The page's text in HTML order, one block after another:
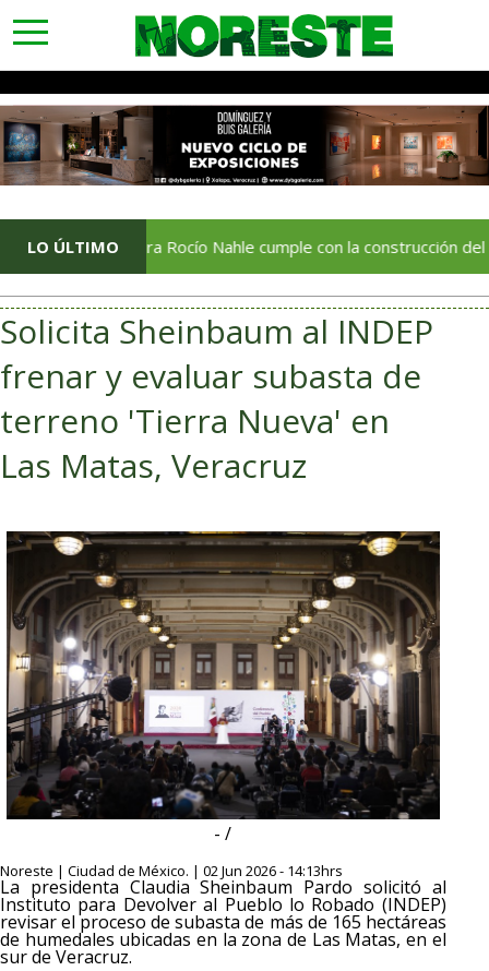
toggle
navigation
LO ÚLTIMORocío Nahle cumple con la construcción del Centro
Solicita Sheinbaum al INDEP
frenar y evaluar subasta de
terreno 'Tierra Nueva' en
Las Matas, Veracruz
- /
Noreste | Ciudad de México. | 02 Jun 2026 - 14:13hrs
La presidenta Claudia Sheinbaum Pardo solicitó al
Instituto para Devolver al Pueblo lo Robado (INDEP)
revisar el proceso de subasta de más de 165 hectáreas
de humedales ubicadas en la zona de Las Matas, en el
sur de Veracruz.